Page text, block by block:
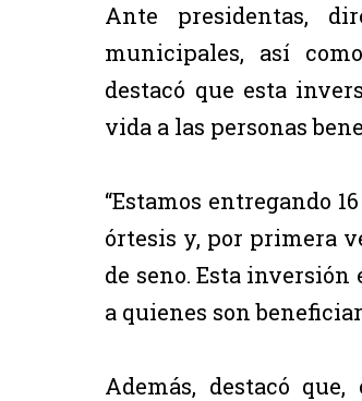
Ante presidentas,
municipales, así
destacó que esta
vida a las personas
“Estamos entregando
órtesis y, por primera
de seno. Esta
a quienes son
Además, destacó